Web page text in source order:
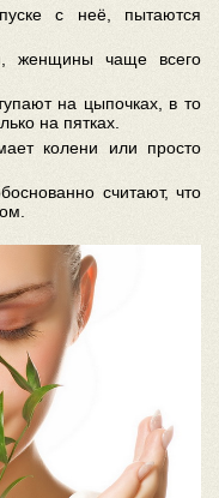
с неё, пытаются
женщины чаще всего
на цыпочках, в то
на пятках.
колени или просто
считают, что